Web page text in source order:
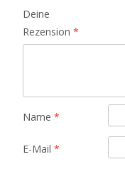
Deine
Rezension *
Name *
E-Mail *